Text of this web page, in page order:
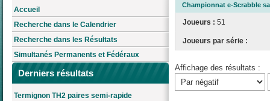
Accueil
Recherche dans le Calendrier
Recherche dans les Résultats
Simultanés Permanents et Fédéraux
Derniers résultats
Termignon TH2 paires semi-rapide
Championnat e-Scrabble
Joueurs : 51
Joueurs par série :
Affichage des résultats :